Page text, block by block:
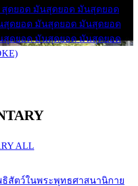
สุดยอด มันสุดยอด มันสุดยอด
ดยอด มันสุดยอด มันสุดยอด
ดยอด มันสุดยอด มันสุดยอด
ALL
ธิสัตว์ในพระพุทธศาสนานิกาย